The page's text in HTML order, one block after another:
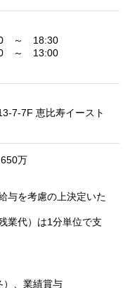
～ 18:30
～ 13:00
7-7F 恵比寿イースト
万
与を考慮の上決定いた
業代）は1分単位で支
）、業績賞与